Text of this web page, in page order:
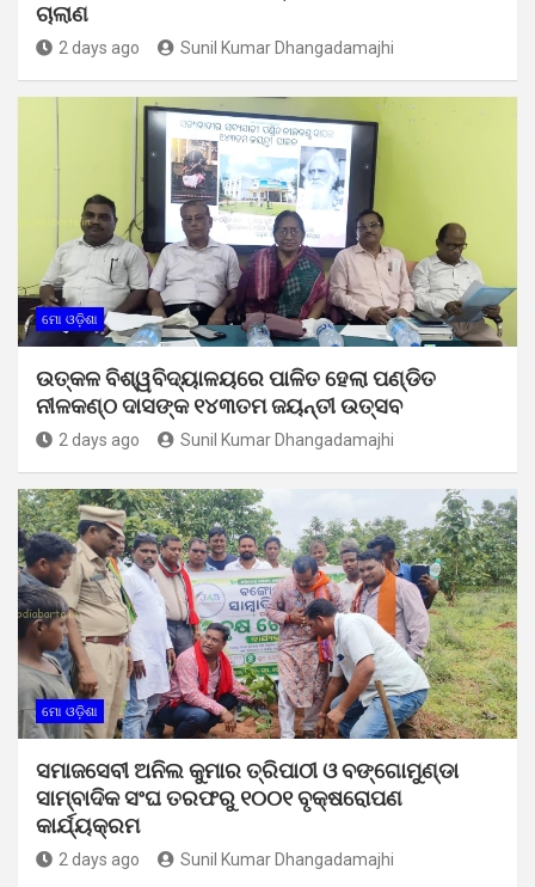
ଚାଲାଣ
2 days ago Sunil Kumar Dhangadamajhi
ମୋ ଓଡ଼ିଶା
ଉତ୍କଳ ବିଶ୍ୱବିଦ୍ୟାଳୟରେ ପାଳିତ ହେଲା ପଣ୍ଡିତ
ନୀଳକଣ୍ଠ ଦାସଙ୍କ ୧୪୩ତମ ଜୟନ୍ତୀ ଉତ୍ସବ
2 days ago Sunil Kumar Dhangadamajhi
ମୋ ଓଡ଼ିଶା
ସମାଜସେବୀ ଅନିଲ କୁମାର ତ୍ରିପାଠୀ ଓ ବଙ୍ଗୋମୁଣ୍ଡା
ସାମ୍ବାଦିକ ସଂଘ ତରଫରୁ ୧୦୦୧ ବୃକ୍ଷରୋପଣ
କାର୍ଯ୍ୟକ୍ରମ
2 days ago Sunil Kumar Dhangadamajhi